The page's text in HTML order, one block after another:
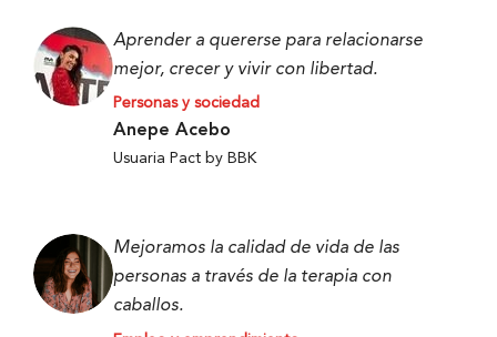
Aprender a quererse para relacionarse
mejor, crecer y vivir con libertad.
Personas y sociedad
Anepe Acebo
Usuaria Pact by BBK
Mejoramos la calidad de vida de las
personas a través de la terapia con
caballos.